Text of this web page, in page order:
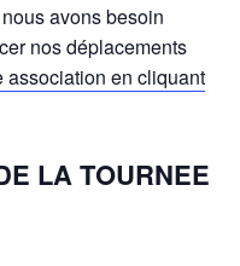
avons besoin
nos déplacements
association en cliquant
LA TOURNEE